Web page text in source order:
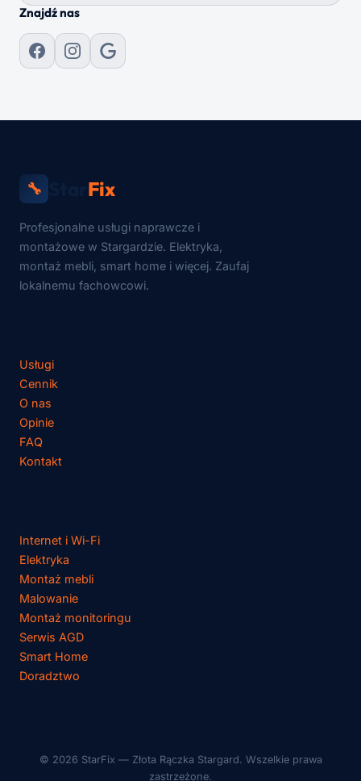
Znajdź nas
🔧 Fix
Profesjonalne usługi naprawcze i
montażowe w Stargardzie. Elektryka,
montaż mebli, smart home i więcej. Zaufaj
lokalnemu fachowcowi.
Usługi
Cennik
O nas
Opinie
FAQ
Kontakt
Internet i Wi-Fi
Elektryka
Montaż mebli
Malowanie
Montaż monitoringu
Serwis AGD
Smart Home
Doradztwo
© 2026 StarFix — Złota Rączka Stargard. Wszelkie prawa
zastrzeżone.